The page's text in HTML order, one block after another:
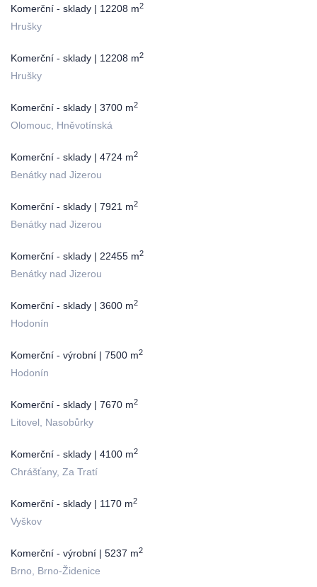
Komerční - sklady | 12208 m2
Hrušky
Komerční - sklady | 12208 m2
Hrušky
Komerční - sklady | 3700 m2
Olomouc, Hněvotínská
Komerční - sklady | 4724 m2
Benátky nad Jizerou
Komerční - sklady | 7921 m2
Benátky nad Jizerou
Komerční - sklady | 22455 m2
Benátky nad Jizerou
Komerční - sklady | 3600 m2
Hodonín
Komerční - výrobní | 7500 m2
Hodonín
Komerční - sklady | 7670 m2
Litovel, Nasobůrky
Komerční - sklady | 4100 m2
Chrášťany, Za Tratí
Komerční - sklady | 1170 m2
Vyškov
Komerční - výrobní | 5237 m2
Brno, Brno-Židenice